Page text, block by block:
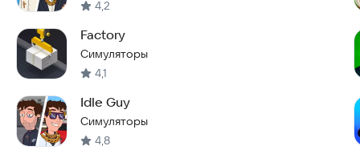
4,2
Factory
Симуляторы
4,1
Idle Guy
Симуляторы
4,8